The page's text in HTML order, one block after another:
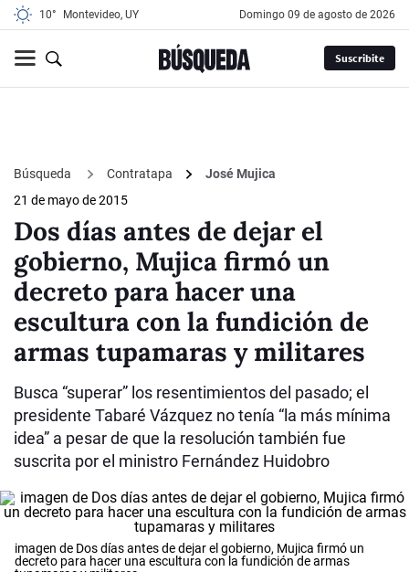
10° Montevideo, UY domingo 09 de agosto de 2026
Suscribite
Búsqueda Contratapa
José Mujica
21 de mayo de 2015
Dos días antes de dejar el
gobierno, Mujica firmó un
decreto para hacer una
escultura con la fundición de
armas tupamaras y militares
Busca “superar” los resentimientos del pasado; el
presidente Tabaré Vázquez no tenía “la más mínima
idea” a pesar de que la resolución también fue
suscrita por el ministro Fernández Huidobro
imagen de Dos días antes de dejar el gobierno, Mujica firmó un
decreto para hacer una escultura con la fundición de armas